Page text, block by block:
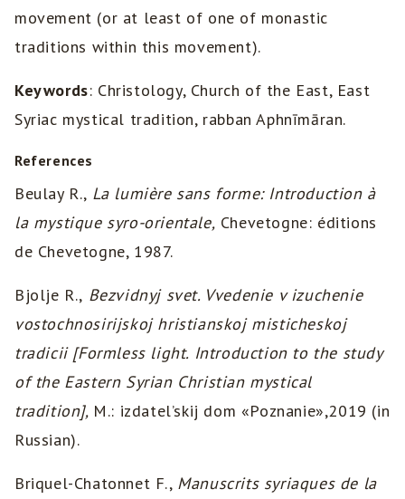
movement (or at least of one of monastic
traditions within this movement).
Keywords: Christology, Church of the East, East
Syriac mystical tradition, rabban Aphnīmāran.
References
Beulay R., La lumière sans forme: Introduction à
la mystique syro-orientale, Chevetogne: éditions
de Chevetogne, 1987.
Bjolje R., Bezvidnyj svet. Vvedenie v izuchenie
vostochnosirijskoj hristianskoj misticheskoj
tradicii [Formless light. Introduction to the study
of the Eastern Syrian Christian mystical
tradition], M.: izdatel’skij dom «Poznanie»,2019 (in
Russian).
Briquel-Chatonnet F., Manuscrits syriaques de la